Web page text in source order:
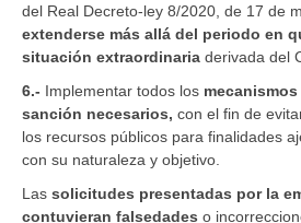
del Real Decreto-ley 8/2020, de 17 de
extenderse más allá del periodo en
situación extraordinaria derivada del
6.- Implementar todos los
sanción necesarios, con el fin de
los recursos públicos para finalidades
con su naturaleza y objetivo.
Las solicitudes presentadas por la
contuvieran falsedades o